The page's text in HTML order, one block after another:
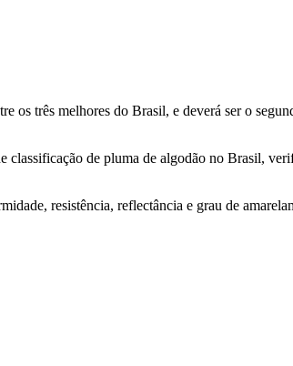
os três melhores do Brasil, e deverá ser o
de pluma de algodão no Brasil,
resistência, reflectância e grau de